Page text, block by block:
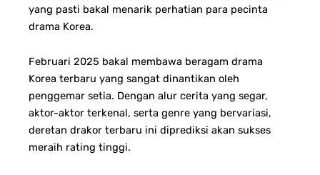
yang pasti bakal menarik perhatian para pecinta
drama Korea.
Februari 2025 bakal membawa beragam drama
Korea terbaru yang sangat dinantikan oleh
penggemar setia. Dengan alur cerita yang segar,
aktor-aktor terkenal, serta genre yang bervariasi,
deretan drakor terbaru ini diprediksi akan sukses
meraih rating tinggi.